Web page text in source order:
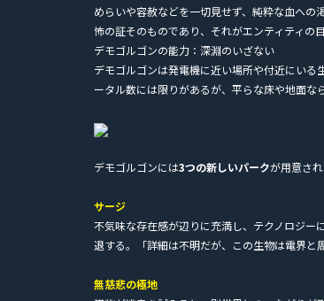
めらいや容赦などを一切見せず、純粋な血へ
怖の証そのものであり、それがエンティティの
デモゴルゴンの能力：深淵のいざない
デモゴルゴンは発電機に近い場所や付近にい
ータル数には限りがあるが、平らな床や地面な
デモゴルゴンには3つの新しいパークが用意され
サージ
不気味な存在感が辺りに充満し、テクノロジ
退する。「詳細は不明だが、この生物は電界
無慈悲の極地